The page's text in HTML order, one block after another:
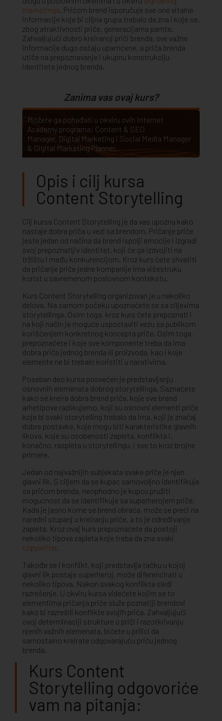
marketinga. Pričom brend isporučuje sve one vitalne
informacije koje bi ciljna grupa trebalo da zna i koje se,
zbog atraktivnosti priče, generacijama pamte.
Zahvaljujući dobro kreiranoj priči brenda, sve važne
informacije dugo ostaju upamćene, a priča brenda
utiče na prepoznavanje i ukupnu konstrukciju
identiteta jednog brenda.
Zanima vas ovaj kurs?
Možete ga pohađati u okviru ovih Internet
Academy programa: Content & SEO
Manager, Digital Marketing i Social Media Manager
& Digital Marketing Planner.
Opis i cilj kursa
Content Storytelling
Cilj kursa Content Storytelling je da vas upozna kako
nastaje dobra priča u vezi sa brendom. Pričanje priče
jeste jedan od načina da brend ispolji emocije i izgradi
svoj prepoznatljiv identitet, koji će ga izdvojiti na
tržištu i među konkurencijom. Kroz kurs ćete shvatiti
da pričanje priče jedne kompanije ima višestruku
korist u savremenom poslovnom kontekstu.
Kurs Content Storytelling organizovan je u nekoliko
delova. Na samom počeku upoznaćete se sa ciljevima
storytellinga. Osim toga, kroz kurs ćete prepoznati i
na koji način je moguće uspostaviti vezu sa publikom
korišćenjem konkretnog koncepta priče. Osim toga,
prepoznaćete i koje sve komponente treba da ima
dobra priča jednog brenda ili proizvoda, kao i koje
elemente ne bi trebalo koristiti u narativima.
Poseban deo kursa posvećen je predstavljanju
osnovnih elemenata dobrog storytellinga. Saznaćete
kako se kreira dobra brend priča, koje sve brend
arhetipove razlikujemo, koji su osnovni elementi priče
koje bi svaki storytelling trebalo da ima, koji je značaj
dobre postavke, koje mogu biti karakteristike glavnih
likova, koje su osobenosti zapleta, konflikta i,
konačno, raspleta u storytellingu, i sve to kroz brojne
primere.
Jedan od najvažnijih subjekata svake priče je njen
glavni lik. S ciljem da se kupac samovoljno identifikuje
sa pričom brenda, neophodno je kupcu pružiti
mogućnost da se identifikuje sa superherojem priče.
Kada je jasno kome se brend obraća, može se preći na
naredni stupanj u kreiranju priče, a to je određivanje
zapleta. Kroz ovaj kurs prepoznaćete da postoji
nekoliko tipova zapleta koje treba da zna svaki
copywriter.
Takođe se i konflikt, koji predstavlja tačku u kojoj
glavni lik postaje superheroj, može diferencirati u
nekoliko tipova. Nakon svakog konflikta sledi
razrešenje. U okviru kursa videćete kojim se to
elementima pričanja priče služe poznatiji brendovi
kako bi razrešili konflikte svojih priča. Zahvaljujući
ovoj determinaciji strukture u priči i razotkrivanju
njenih važnih elemenata, bićete u prilici da
samostalno kreirate odgovarajuću priču jednog
brenda.
Kurs Content
Storytelling odgovoriće
vam na pitanja: